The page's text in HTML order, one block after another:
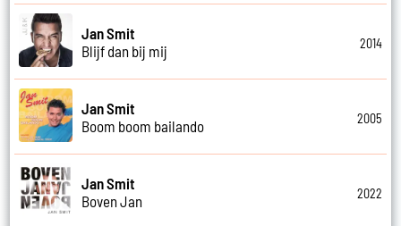
Jan Smit
Blijf dan bij mij
2014
Jan Smit
Boom boom bailando
2005
Jan Smit
Boven Jan
2022